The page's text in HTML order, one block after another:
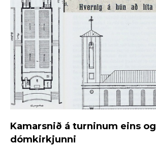
Kamarsnið á turninum eins og
dómkirkjunni